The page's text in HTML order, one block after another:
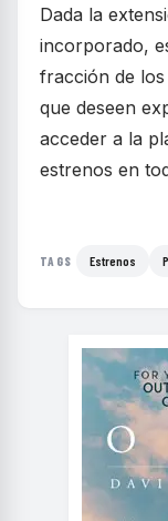
Dada la
incorporado,
fracción de
que deseen
acceder a la
estrenos en
TAGS Estrenos